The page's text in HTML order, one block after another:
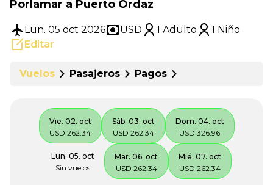
Porlamar a Puerto Ordaz
Lun. 05 oct 2026 USD 1 Adulto
1 Niño
Editar
Vuelos Pasajeros Pagos
Vie. 02. oct
USD 262.34
Sáb. 03. oct
USD 262.34
Dom. 04. oct
USD 326.96
Lun. 05. oct
Sin vuelos
Mar. 06. oct
USD 262.34
Mié. 07. oct
USD 262.34